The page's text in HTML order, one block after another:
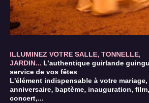
ILLUMINEZ VOTRE SALLE, TONNELLE,
JARDIN... L’authentique guirlande
service de vos fêtes
L'élément indispensable à votre
anniversaire, baptème, inauguration,
concert,...